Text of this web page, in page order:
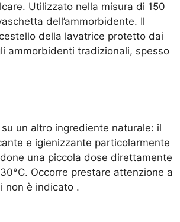
Utilizzato nella misura di 150
dell’ammorbidente. Il
della lavatrice protetto dai
ammorbidenti tradizionali, spesso
un altro ingrediente naturale: il
e igienizzante particolarmente
una piccola dose direttamente
Occorre prestare attenzione a
non è indicato .